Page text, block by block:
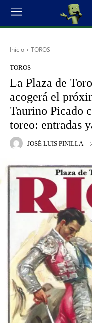
Inicio TOROS
TOROS
La Plaza de
acogerá el
Taurino Picado
toreo: entradas
JOSÉ LUIS PINILLA